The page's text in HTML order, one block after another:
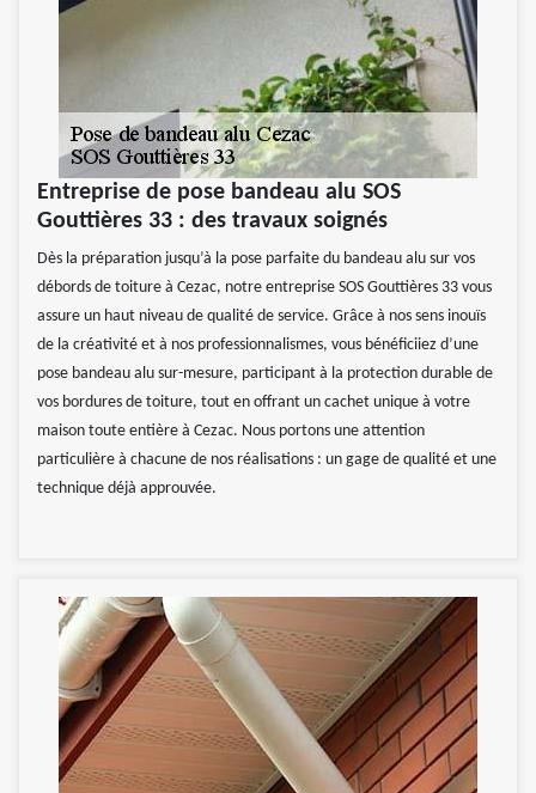
Entreprise de pose bandeau alu SOS
Gouttières 33 : des travaux soignés
Dès la préparation jusqu’à la pose parfaite du bandeau alu sur vos
débords de toiture à Cezac, notre entreprise SOS Gouttières 33 vous
assure un haut niveau de qualité de service. Grâce à nos sens inouïs
de la créativité et à nos professionnalismes, vous bénéficiiez d’une
pose bandeau alu sur-mesure, participant à la protection durable de
vos bordures de toiture, tout en offrant un cachet unique à votre
maison toute entière à Cezac. Nous portons une attention
particulière à chacune de nos réalisations : un gage de qualité et une
technique déjà approuvée.